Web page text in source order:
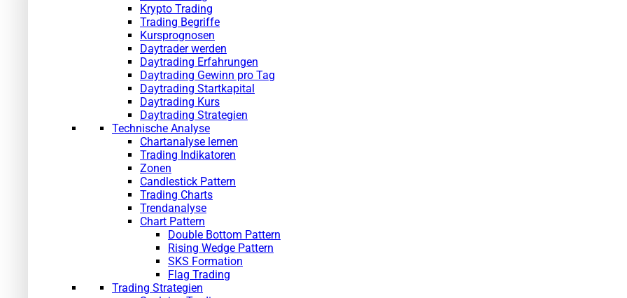
Krypto Trading
Trading Begriffe
Kursprognosen
Daytrader werden
Daytrading Erfahrungen
Daytrading Gewinn pro Tag
Daytrading Startkapital
Daytrading Kurs
Daytrading Strategien
Technische Analyse
Chartanalyse lernen
Trading Indikatoren
Zonen
Candlestick Pattern
Trading Charts
Trendanalyse
Chart Pattern
Double Bottom Pattern
Rising Wedge Pattern
SKS Formation
Flag Trading
Trading Strategien